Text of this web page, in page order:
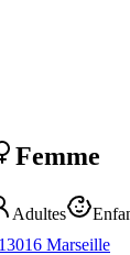
Femme
Adultes
Marseille